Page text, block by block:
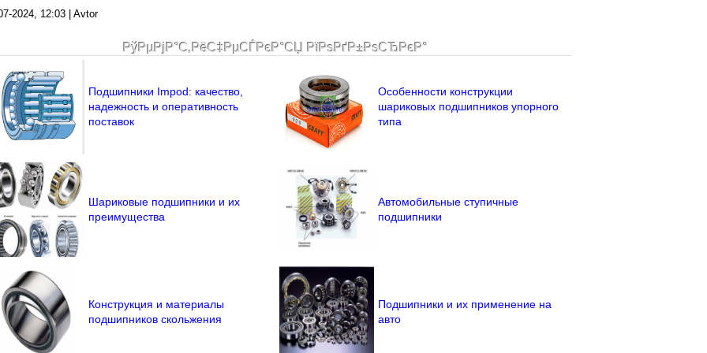
2024, 12:03 | Avtor
РўРµРјР°С‚РёС‡РµСЃРєР°СЏ РїРѕРґР±РѕСЂРєР°
Подшипники Impod: качество,
надежность и оперативность
поставок
Особенности конструкции
шариковых подшипников упорного
типа
Шариковые подшипники и их
преимущества
Автомобильные ступичные
подшипники
Конструкция и материалы
подшипников скольжения
Подшипники и их применение на
авто